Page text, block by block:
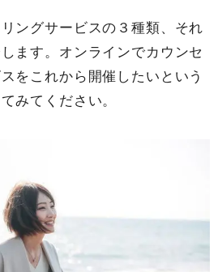
ングサービスの３種類、それ
ます。オンラインでカウンセ
をこれから開催したいという
みてください。